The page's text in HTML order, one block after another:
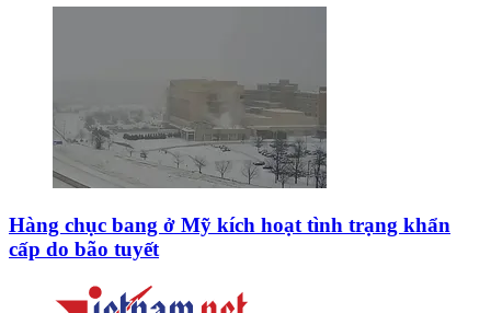
Hàng chục bang ở Mỹ kích hoạt tình trạng khẩn
cấp do bão tuyết